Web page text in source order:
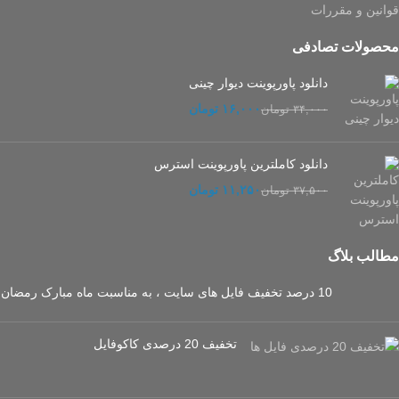
قوانین و مقررات
محصولات تصادفی
دانلود پاورپوینت دیوار چینی
۳۴,۰۰۰ تومان ۱۶,۰۰۰ تومان
دانلود کاملترین پاورپوینت استرس
۳۷,۵۰۰ تومان ۱۱,۲۵۰ تومان
مطالب بلاگ
10 درصد تخفیف فایل های سایت ، به مناسبت ماه مبارک رمضان
تخفیف 20 درصدی کاکوفایل